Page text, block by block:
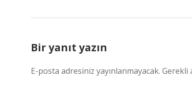
Bir yanıt yazın
E-posta adresiniz yayınlanmayacak. Gerekli